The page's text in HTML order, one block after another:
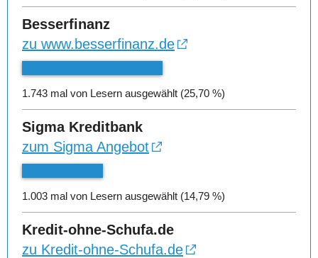
Besserfinanz
zu www.besserfinanz.de
1.743 mal von Lesern ausgewählt (25,70 %)
Sigma Kreditbank
zum Sigma Angebot
1.003 mal von Lesern ausgewählt (14,79 %)
Kredit-ohne-Schufa.de
zu Kredit-ohne-Schufa.de